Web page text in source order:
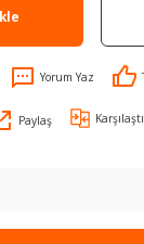
Yorum Yaz
Paylaş